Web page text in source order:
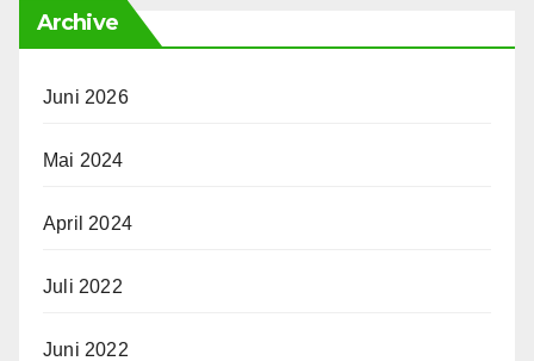
Archive
Juni 2026
Mai 2024
April 2024
Juli 2022
Juni 2022